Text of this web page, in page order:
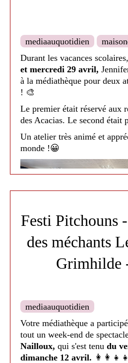
Médiathèque de Nailloux -
mediaauquotidien
Durant les vacances
et mercredi 29 avril,
à la médiathèque pour deux
! 🎨
Le premier était réservé aux
des Acacias. Le second
Un atelier très animé et
monde !😀
Festi Pitchouns
des méchants
Grimhilde
mediaauquotidien
Votre médiathèque a
tout un week-end de
Nailloux, qui s'est tenu du
dimanche 12 avril. 👩‍👩‍👧‍👧